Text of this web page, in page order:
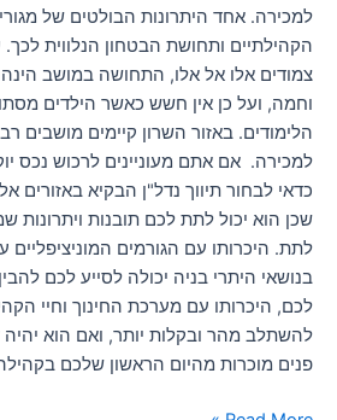
למכירה. אחד היתרונות הבולטים של
הקהילתיים ותחושת הבטחון הנלווית
צמודים אלו אל אלו, התחושה במושב
וחמה, ועל כן אין חשש כאשר הילדים
הלימודים. באזור השרון קיימים מושבים
למכירה. אם אתם מעוניינים לרכוש נכס
כדאי לבחור תיווך נדל"ן הבקיא באזורים
שכן הוא יכול לתת לכם תובנות ויתרונות
לתת. היכרותו עם הגורמים
בנושאי היתרי בניה יכולה לסייע לכם
לכם, היכרותו עם מערכת החינוך וחיי
להשתלב מהר ובקלות יותר, ואם הוא יהיה
פנים מוכרות מהיום הראשון שלכם